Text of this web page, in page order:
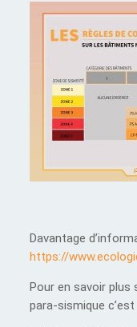
Davantage
https://
Pour en savoir
para-sismique